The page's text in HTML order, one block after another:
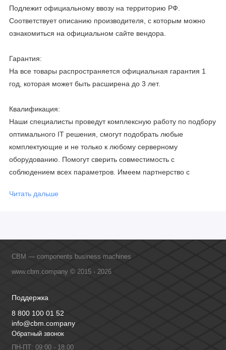
Подлежит официальному ввозу на территорию РФ.
Соответствует описанию производителя, с которым можно
ознакомиться на официальном сайте вендора.
Гарантия:
На все товары распространяется официальная гарантия 1
год, которая может быть расширена до 3 лет.
Квалификация:
Наши специалисты проведут комплексную работу по подбору
оптимального IT решения, смогут подобрать любые
комплектующие и не только к любому серверному
оборудованию. Помогут сверить совместимость с
соблюдением всех параметров. Имеем партнерство с
обучение сотрудников, что позволяет исключить ошибки даже
Читать дальше
CBM — components business machines
www.cbm.company © 2015 - 2026
Поддержка
8 800 100 01 52
info@cbm.company
Обратный звонок
ПН-ПТ: 09:00 - 18:00